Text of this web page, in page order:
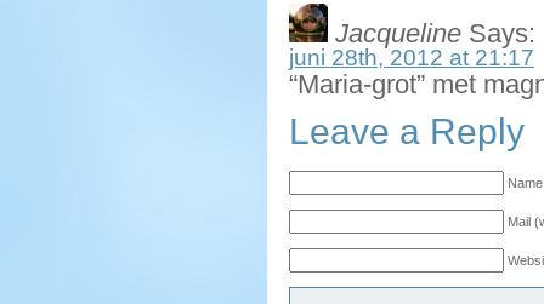
Jacqueline Says:
juni 28th, 2012 at 21:17
“Maria-grot” met
Leave a Reply
Mail